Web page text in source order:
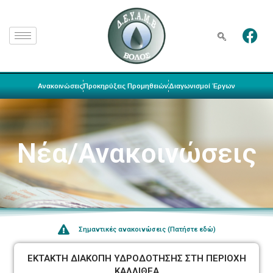
ΑνακοινώσειςΠροκηρύξεις ΠρομηθειώνΔιαγωνισμοί Έργων
Νέα/Ανακοινώσεις
Σημαντικές ανακοινώσεις (Πατήστε εδώ)
ΕΚΤΑΚΤΗ ΔΙΑΚΟΠΗ ΥΔΡΟΔΟΤΗΣΗΣ ΣΤΗ ΠΕΡΙΟΧΗ